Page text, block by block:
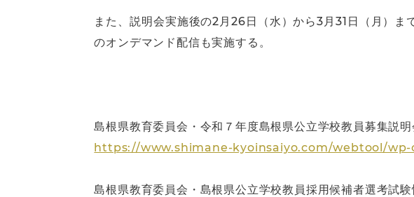
また、説明会実施後の2月26日（水）から3月31日（月）ま
のオンデマンド配信も実施する。
島根県教育委員会・令和７年度島根県公立学校教員募集説明
https://www.shimane-kyoinsaiyo.com/webtool/
島根県教育委員会・島根県公立学校教員採用候補者選考試験